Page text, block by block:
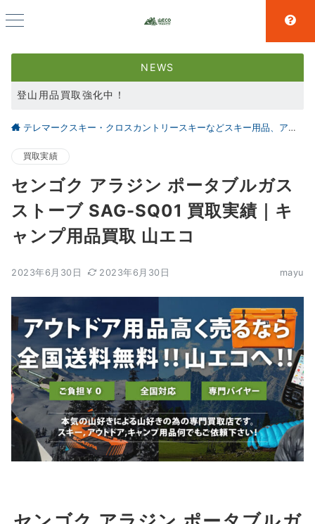
NEWS
登山用品買取強化中！
スキー用品買取強化中！
テレマークスキー・クロスカントリースキーなどスキー用品、アウトドア、キャンプ用品の買取なら仙台の【山とエコ】
買取実績
センゴク アラジン ポータブルガス
ストーブ SAG-SQ01 買取実績｜キ
ャンプ用品買取 山エコ
2023年6月30日 2023年6月30日 mayu